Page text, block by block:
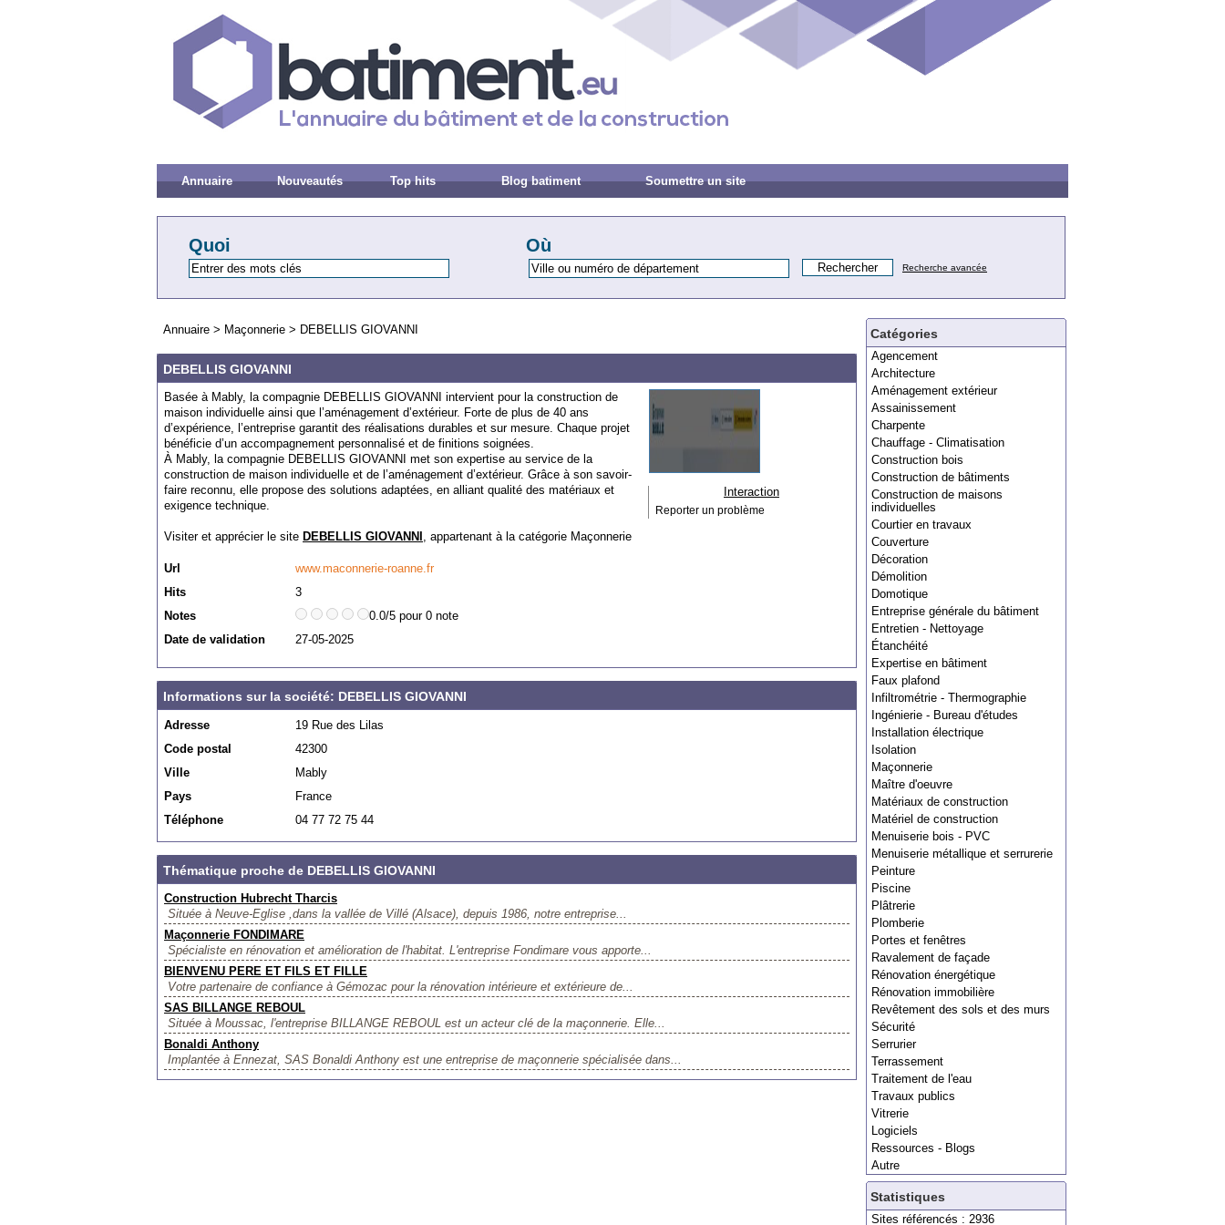
Annuaire Nouveautés Top hits Blog batiment Soumettre un site
Quoi Où
Recherche avancée
Catégories
Agencement
Architecture
Aménagement extérieur
Assainissement
Charpente
Chauffage - Climatisation
Construction bois
Construction de bâtiments
Construction de maisons
individuelles
Courtier en travaux
Couverture
Décoration
Démolition
Domotique
Entreprise générale du bâtiment
Entretien - Nettoyage
Étanchéité
Expertise en bâtiment
Faux plafond
Infiltrométrie - Thermographie
Ingénierie - Bureau d'études
Installation électrique
Isolation
Maçonnerie
Maître d'oeuvre
Matériaux de construction
Matériel de construction
Menuiserie bois - PVC
Menuiserie métallique et serrurerie
Peinture
Piscine
Plâtrerie
Plomberie
Portes et fenêtres
Ravalement de façade
Rénovation énergétique
Rénovation immobilière
Revêtement des sols et des murs
Sécurité
Serrurier
Terrassement
Traitement de l'eau
Travaux publics
Vitrerie
Logiciels
Ressources - Blogs
Autre
Statistiques
Sites référencés : 2936
Annuaire > Maçonnerie > DEBELLIS GIOVANNI
DEBELLIS GIOVANNI
Basée à Mably, la compagnie DEBELLIS GIOVANNI intervient pour la construction de
maison individuelle ainsi que l’aménagement d’extérieur. Forte de plus de 40 ans
d’expérience, l’entreprise garantit des réalisations durables et sur mesure. Chaque projet
bénéficie d’un accompagnement personnalisé et de finitions soignées.
À Mably, la compagnie DEBELLIS GIOVANNI met son expertise au service de la
construction de maison individuelle et de l’aménagement d’extérieur. Grâce à son savoir-
faire reconnu, elle propose des solutions adaptées, en alliant qualité des matériaux et
exigence technique.
Visiter et apprécier le site DEBELLIS GIOVANNI , appartenant à la catégorie Maçonnerie
Url
www.maconnerie-roanne.fr
Hits
3
Notes
0.0/5 pour 0 note
Date de validation
27-05-2025
Interaction
Reporter un problème
Informations sur la société: DEBELLIS GIOVANNI
Adresse
19 Rue des Lilas
Code postal
42300
Ville
Mably
Pays
France
Téléphone
04 77 72 75 44
Thématique proche de DEBELLIS GIOVANNI
Construction Hubrecht Tharcis
Située à Neuve-Eglise ,dans la vallée de Villé (Alsace), depuis 1986, notre entreprise...
Maçonnerie FONDIMARE
Spécialiste en rénovation et amélioration de l'habitat. L'entreprise Fondimare vous apporte...
BIENVENU PERE ET FILS ET FILLE
Votre partenaire de confiance à Gémozac pour la rénovation intérieure et extérieure de...
SAS BILLANGE REBOUL
Située à Moussac, l'entreprise BILLANGE REBOUL est un acteur clé de la maçonnerie. Elle...
Bonaldi Anthony
Implantée à Ennezat, SAS Bonaldi Anthony est une entreprise de maçonnerie spécialisée dans...